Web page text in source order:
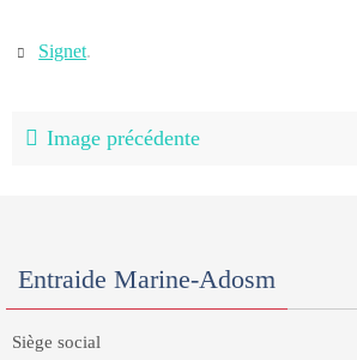
Signet.
Image précédente
Entraide Marine-Adosm
Siège social